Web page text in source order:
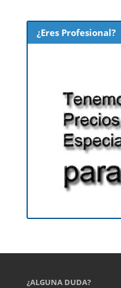
¿Eres Profesional?
¿ALGUNA DUDA?